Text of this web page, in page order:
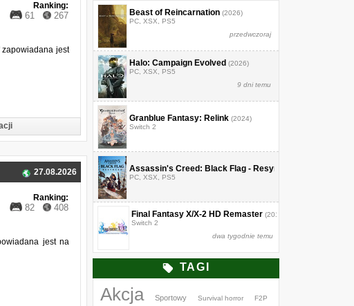
Ranking:
61 267
zapowiadana jest
27.08.2026
Ranking:
82 408
jest na
Beast of Reincarnation (2026)
PC, XSX, PS5
przedwczoraj
Halo: Campaign Evolved (2026)
PC, XSX, PS5
9 dni temu
Granblue Fantasy: Relink (2024)
Switch 2
Assassin's Creed: Black Flag - Resynced
PC, XSX, PS5
Final Fantasy X/X-2 HD Remaster (2013)
Switch 2
dwa tygodnie temu
TAGI
Akcja Sportowy Survival horror
F2P